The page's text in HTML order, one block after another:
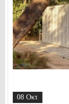
08 Οκτ